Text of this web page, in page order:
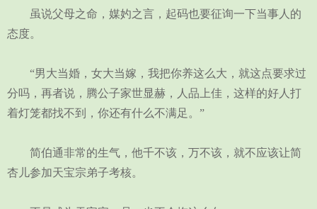
虽说父母之命，媒妁之言，起码也要征询一下当事人的
态度。
“男大当婚，女大当嫁，我把你养这么大，就这点要求过
分吗，再者说，腾公子家世显赫，人品上佳，这样的好人打
着灯笼都找不到，你还有什么不满足。”
简伯通非常的生气，他千不该，万不该，就不应该让简
杏儿参加天宝宗弟子考核。